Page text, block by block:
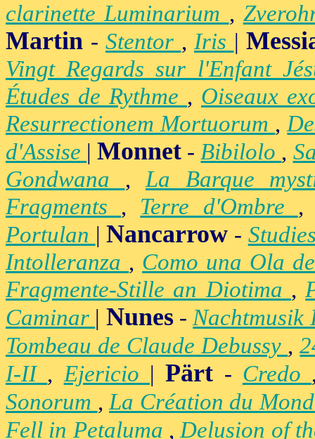
clarinette Luminarium ,
Martin - Stentor , Iris |
Vingt Regards sur l'Enfant
Études de Rythme , Oiseaux
Resurrectionem Mortuorum ,
d'Assise |Monnet -Bibilolo ,
Gondwana ,La Barque
Fragments , Terre d'Ombre
Portulan |Nancarrow -
Intolleranza , Como una Ola
Fragmente-Stille an Diotima ,
Caminar | Nunes-
Tombeau de Claude Debussy ,
I-II ,Ejericio |Pärt - Credo
Sonorum ,La Création du
Fell in Petaluma ,Delusion of